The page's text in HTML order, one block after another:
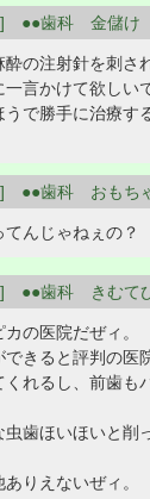
●●歯科 金儲け
の注射針を刺さ
言かけて欲しい
うで勝手に治療す
●●歯科 おもち
んじゃねぇの？
●●歯科 きむて
の医院だぜィ。
きると評判の医
れるし、前歯も
虫歯ほいほいと削
りえないぜィ。